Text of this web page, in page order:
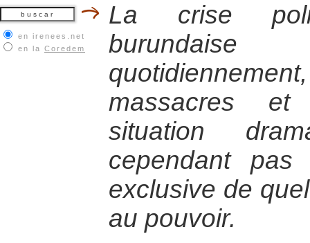
en irenees.net
en la Coredem
La crise
massacres et
situation
cependant pas
exclusive de
au pouvoir.